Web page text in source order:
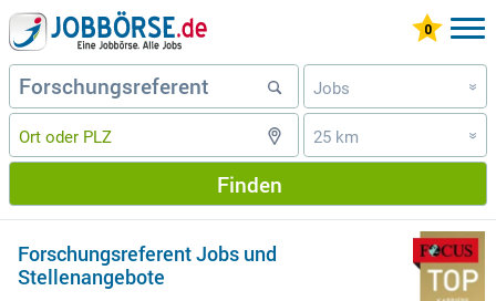
Jobs »
25 km »
Finden
Forschungsreferent Jobs und
Stellenangebote